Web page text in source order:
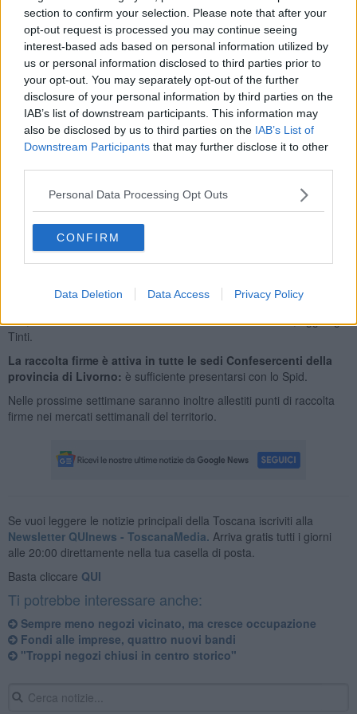
section to confirm your selection. Please note that after your
opt-out request is processed you may continue seeing
interest-based ads based on personal information utilized by
us or personal information disclosed to third parties prior to
your opt-out. You may separately opt-out of the further
disclosure of your personal information by third parties on the
IAB’s list of downstream participants. This information may
also be disclosed by us to third parties on the IAB’s List of
Downstream Participants that may further disclose it to other
Personal Data Processing Opt Outs
CONFIRM
Data Deletion Data Access Privacy Policy
Cassazione, punta a raccogliere 50mila firme per portare il
testo in Parlamento e introdurre le ZES – Zone Economiche
Speciali di prossimità,strumenti pensati per contrastare la
desertificazione commerciale e sostenere le imprese che operano
nei centri urbani e nelle periferie.
Tra le misure previste figuranoagevolazioni fiscali per le attività
nazionale dedicato alla rigenerazione urbana.
"Le imprese di vicinato sono la spina dorsale delle nostre comunità,
ma stanno affrontando una crisi senza precedenti a causa della
desertificazione commerciale e della concorrenza delle grandi
piattaforme online",dichiara Fabio Tinti, presidente di
"Con questa proposta di legge vogliamo passare dalle parole ai
fatti, offrendo tutele reali e strumenti normativi innovativi", aggiunge
Tinti.
La raccolta firme è attiva in tutte le sedi Confesercenti della
provincia di Livorno: è sufficiente presentarsi con lo Spid.
Nelle prossime settimane saranno inoltre allestiti punti di raccolta
firme nei mercati settimanali del territorio.
Se vuoi leggere le notizie principali della Toscana iscriviti alla
Newsletter QUInews - ToscanaMedia. Arriva gratis tutti i giorni
alle 20:00 direttamente nella tua casella di posta.
Basta cliccare QUI
Ti potrebbe interessare anche:
Sempre meno negozi vicinato, ma cresce occupazione
Fondi alle imprese, quattro nuovi bandi
"Troppi negozi chiusi in centro storico"